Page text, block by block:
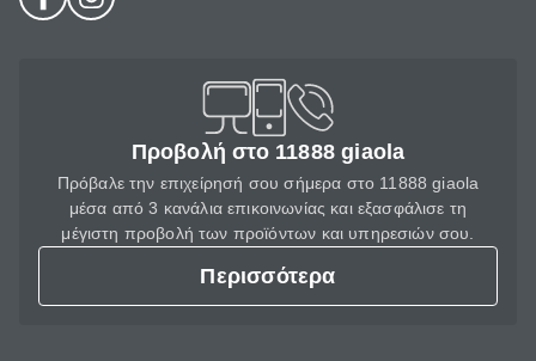
Προβολή στο 11888 giaola
Πρόβαλε την επιχείρησή σου σήμερα στο 11888 giaola
μέσα από 3 κανάλια επικοινωνίας και εξασφάλισε τη
μέγιστη προβολή των προϊόντων και υπηρεσιών σου.
Περισσότερα